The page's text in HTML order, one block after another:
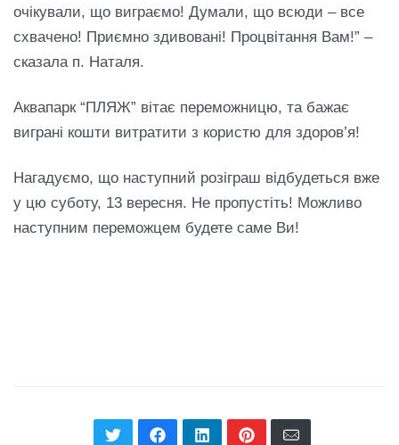
очікували, що виграємо! Думали, що всюди – все
схвачено! Приємно здивовані! Процвітання Вам!” –
сказала п. Наталя.
Аквапарк “ПЛЯЖ” вітає переможницю, та бажає
виграні кошти витратити з користю для здоров’я!
Нагадуємо, що наступний розіграш відбудеться вже
у цю суботу, 13 вересня. Не пропустіть! Можливо
наступним переможцем будете саме Ви!